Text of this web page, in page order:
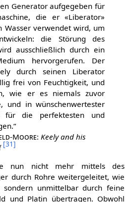
Generator aufgegeben für
die er «Liberator»
Wasser verwendet wird, um
die Störung des
ausschließlich durch ein
hervorgerufen. Der
durch seinen Liberator
frei von Feuchtigkeit, und
wie er es niemals zuvor
und in wünschenwertester
für die perfektesten und
Moore: Keely and his
[31]
nun nicht mehr mittels des
durch Rohre weitergeleitet, wie
sondern unmittelbar durch feine
und Platin übertragen. Obwohl